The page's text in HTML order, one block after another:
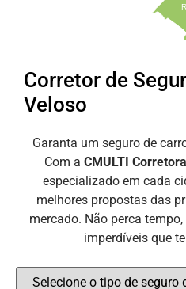
Corretor de
Veloso
Garanta um seguro de
Com a CMULTI Corretora
especializado em cada
melhores propostas das
mercado. Não perca
imperdíveis que